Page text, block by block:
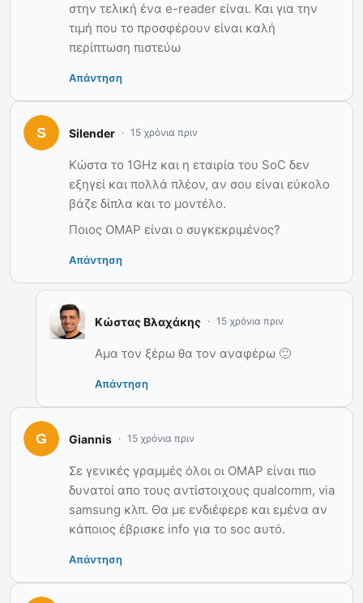
στην τελική ένα e-reader είναι. Και για την
τιμή που το προσφέρουν είναι καλή
περίπτωση πιστεύω
Απάντηση
Silender 15 χρόνια πριν
Κώστα το 1GHz και η εταιρία του SoC δεν
εξηγεί και πολλά πλέον, αν σου είναι εύκολο
βάζε δίπλα και το μοντέλο.
Ποιος OMAP είναι ο συγκεκριμένος?
Απάντηση
Κώστας Βλαχάκης 15 χρόνια πριν
Αμα τον ξέρω θα τον αναφέρω 🙂
Απάντηση
Giannis 15 χρόνια πριν
Σε γενικές γραμμές όλοι οι OMAP είναι πιο
δυνατοί απο τους αντίστοιχους qualcomm, via
samsung κλπ. Θα με ενδιέφερε και εμένα αν
κάποιος έβρισκε info για το soc αυτό.
Απάντηση